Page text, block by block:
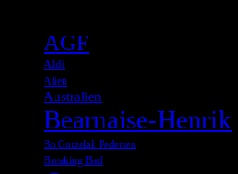
AGF
Aldi
Alien
Australien
Bearnaise-Henrik
Bo Gorzelak Pedersen
Breaking Bad